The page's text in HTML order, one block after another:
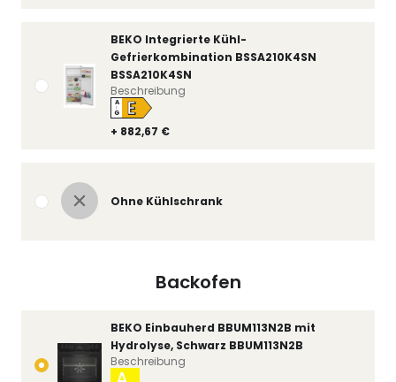
BEKO Integrierte Kühl-
Gefrierkombination BSSA210K4SN
BSSA210K4SN
+ 882,67 €
A
↑
G E
Beschreibung
Ohne Kühlschrank
Backofen
BEKO Einbauherd BBUM113N2B mit
Hydrolyse, Schwarz BBUM113N2B
Beschreibung